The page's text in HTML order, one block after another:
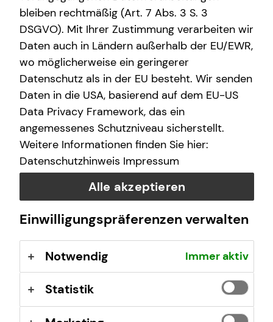
Telefonnummer
E-Mail
Nachricht
Ich habe die Informationen zumDatenschutz
gelesen
und bin damit einverstanden.
Ich bin damit einverstanden, dass mich tecis bzw.
selbstständige Vertriebspartner von tecis aufgrund
meiner obigen Anfrage kontaktieren dürfen. Diese
Fax, E-Mail) ohne Angaben von Gründen bei der
bleiben rechtmäßig (Art. 7 Abs. 3 S. 3
DSGVO). Mit Ihrer Zustimmung verarbeiten wir
Daten auch in Ländern außerhalb der EU/EWR,
wo möglicherweise ein geringerer
Datenschutz als in der EU besteht. Wir senden
Daten in die USA, basierend auf dem EU-US
Data Privacy Framework, das ein
angemessenes Schutzniveau sicherstellt.
Weitere Informationen finden Sie hier:
Datenschutzhinweis Impressum
Alle akzeptieren
Einwilligungspräferenzen verwalten
Notwendig Immer aktiv
Statistik